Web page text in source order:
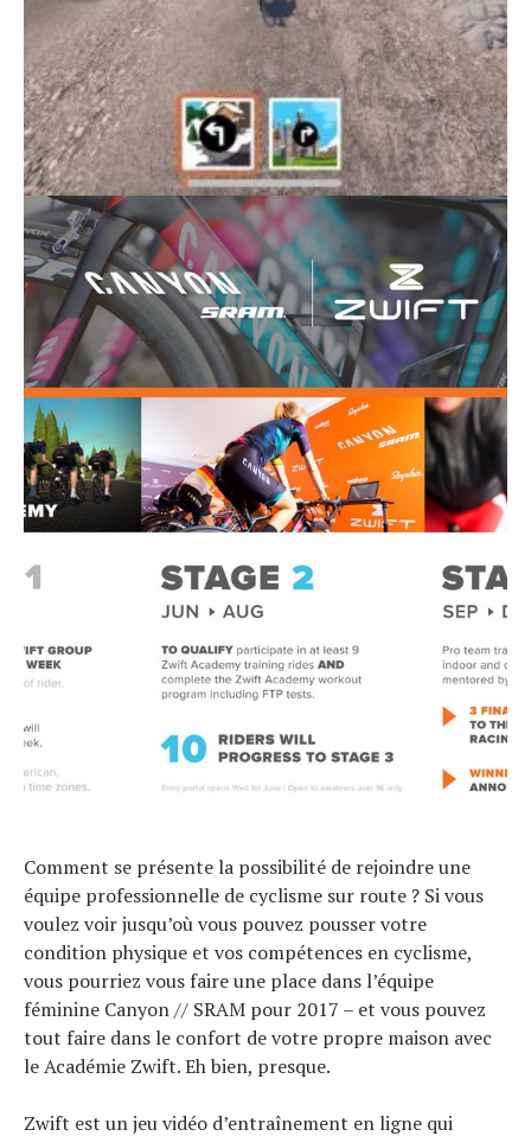
Comment se présente la possibilité de rejoindre une
équipe professionnelle de cyclisme sur route ? Si vous
voulez voir jusqu’où vous pouvez pousser votre
condition physique et vos compétences en cyclisme,
vous pourriez vous faire une place dans l’équipe
féminine Canyon // SRAM pour 2017 – et vous pouvez
tout faire dans le confort de votre propre maison avec
le Académie Zwift. Eh bien, presque.
Zwift est un jeu vidéo d’entraînement en ligne qui
Actualités
Technologies
Tendances
Tous nos articles